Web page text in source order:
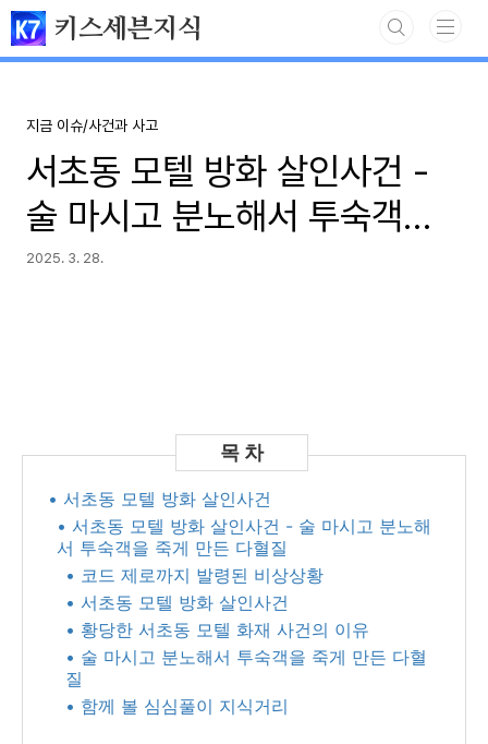
본문 바로가기
키스세븐지식
지금 이슈/사건과 사고
서초동 모텔 방화 살인사건 -
술 마시고 분노해서 투숙객을
죽게 만든 다혈질
2025. 3. 28.
• 서초동 모텔 방화 살인사건
• 서초동 모텔 방화 살인사건 - 술 마시고 분노해
서 투숙객을 죽게 만든 다혈질
• 코드 제로까지 발령된 비상상황
• 서초동 모텔 방화 살인사건
• 황당한 서초동 모텔 화재 사건의 이유
• 술 마시고 분노해서 투숙객을 죽게 만든 다혈
질
• 함께 볼 심심풀이 지식거리